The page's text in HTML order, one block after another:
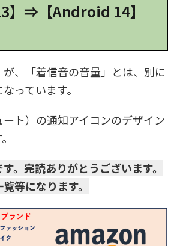
】⇒【Android 14】
が、「着信音の音量」とは、別に
っています。
ート）の通知アイコンのデザイン
。完読ありがとうございます。
等になります。